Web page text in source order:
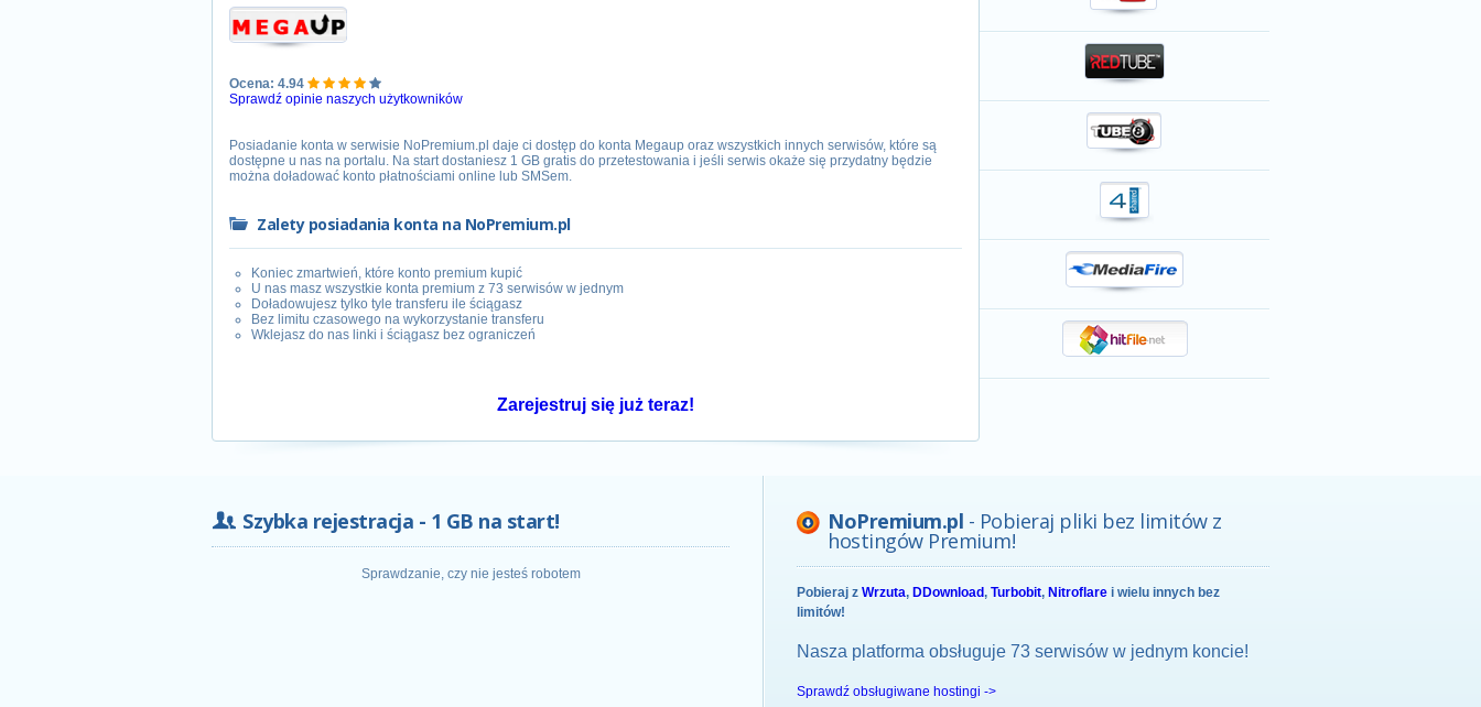
Ocena: 4.94
Sprawdź opinie naszych użytkowników
Posiadanie konta w serwisie NoPremium.pl daje ci dostęp do konta Megaup oraz wszystkich innych serwisów, które są
dostępne u nas na portalu. Na start dostaniesz 1 GB gratis do przetestowania i jeśli serwis okaże się przydatny będzie
można doładować konto płatnościami online lub SMSem.
Zalety posiadania konta na NoPremium.pl
Koniec zmartwień, które konto premium kupić
U nas masz wszystkie konta premium z 73 serwisów w jednym
Doładowujesz tylko tyle transferu ile ściągasz
Bez limitu czasowego na wykorzystanie transferu
Wklejasz do nas linki i ściągasz bez ograniczeń
Zarejestruj się już teraz!
Szybka rejestracja - 1 GB na start!
Sprawdzanie, czy nie jesteś robotem
NoPremium.pl - Pobieraj pliki bez limitów z
hostingów Premium!
Pobieraj z Wrzuta, DDownload, Turbobit, Nitroflare i wielu innych bez
limitów!
Nasza platforma obsługuje 73 serwisów w jednym koncie!
Sprawdź obsługiwane hostingi ->